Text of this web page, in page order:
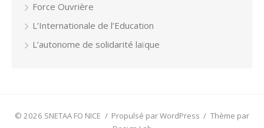
Force Ouvrière
L’Internationale de l’Education
L’autonome de solidarité laïque
© 2026 SNETAA FO NICE / Propulsé par WordPress / Thème par